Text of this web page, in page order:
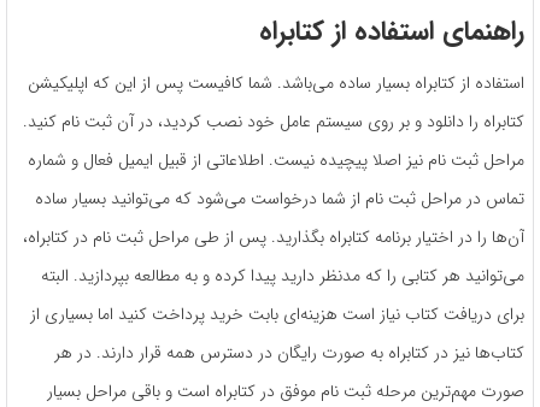
راهنمای استفاده از کتابراه
استفاده از کتابراه بسیار ساده می‌باشد. شما کافیست پس از این که اپلیکیشن
کتابراه را دانلود و بر روی سیستم عامل خود نصب کردید، در آن ثبت نام کنید.
مراحل ثبت نام نیز اصلا پیچیده نیست. اطلاعاتی از قبیل ایمیل فعال و شماره
تماس در مراحل ثبت نام از شما درخواست می‌شود که می‌توانید بسیار ساده
آن‌ها را در اختیار برنامه کتابراه بگذارید. پس از طی مراحل ثبت نام در کتابراه،
می‌توانید هر کتابی را که مدنظر دارید پیدا کرده و به مطالعه بپردازید. البته
برای دریافت کتاب نیاز است هزینه‌ای بابت خرید پرداخت کنید اما بسیاری از
کتاب‌ها نیز در کتابراه به صورت رایگان در دسترس همه قرار دارند. در هر
صورت مهم‌ترین مرحله ثبت نام موفق در کتابراه است و باقی مراحل بسیار